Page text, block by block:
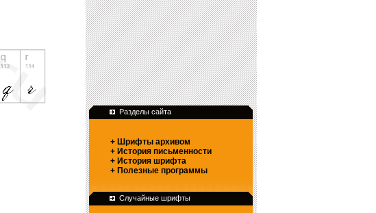
Разделы сайта
+ Шрифты архивом
+ История письменности
+ История шрифта
+ Полезные программы
Случайные шрифты